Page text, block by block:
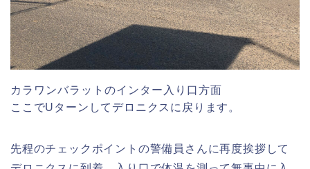
カラワンバラットのインター入り口方面
ここでUターンしてデロニクスに戻ります。
先程のチェックポイントの警備員さんに再度挨拶して